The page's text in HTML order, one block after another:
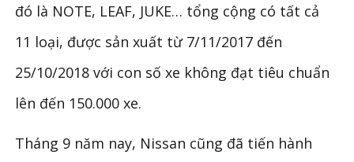
đó là NOTE, LEAF, JUKE… tổng cộng có tất cả
11 loại, được sản xuất từ 7/11/2017 đến
25/10/2018 với con số xe không đạt tiêu chuẩn
lên đến 150.000 xe.
Tháng 9 năm nay, Nissan cũng đã tiến hành